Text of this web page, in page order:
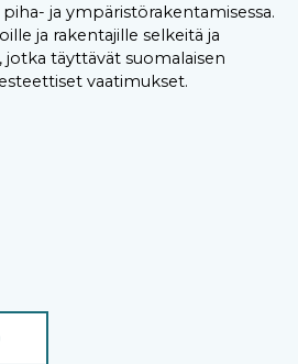
ja ympäristörakentamisessa.
ja rakentajille selkeitä ja
jotka täyttävät suomalaisen
vaatimukset.